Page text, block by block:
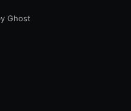
Ghost